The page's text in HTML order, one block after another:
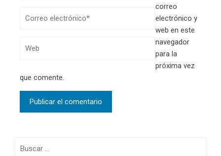
correo
electrónico y
web en este
navegador
para la
próxima vez
que comente.